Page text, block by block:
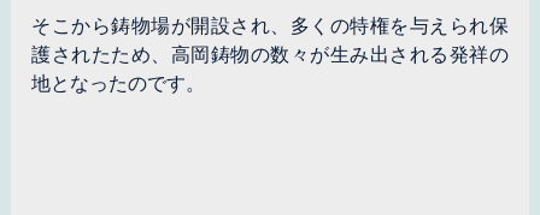
そこから鋳物場が開設され、多くの特権を与えられ保
護されたため、高岡鋳物の数々が生み出される発祥の
地となったのです。